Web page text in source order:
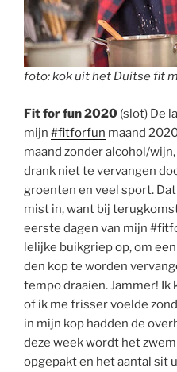
foto: kok uit het Duitse fit
Fit for fun 2020 (slot) De
mijn #fitforfun maand
maand zonder alcohol/
drank niet te vervangen
groenten en veel sport.
mist in, want bij
eerste dagen van mijn
lelijke buikgriep op, om
den kop te worden
tempo draaien. Jammer! Ik
of ik me frisser voelde
in mijn kop hadden de
deze week wordt het
opgepakt en het aantal sit